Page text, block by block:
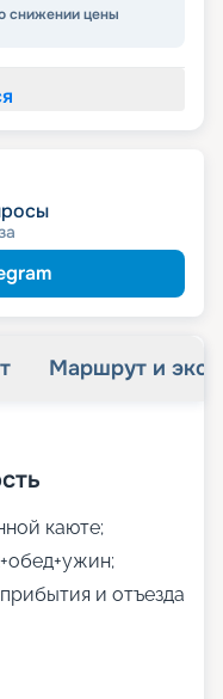
снижении цены
Маршрут и
каюте;
и отъезда